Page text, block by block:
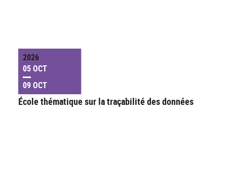
2026
05 OCT
09 OCT
École thématique sur la traçabilité des données